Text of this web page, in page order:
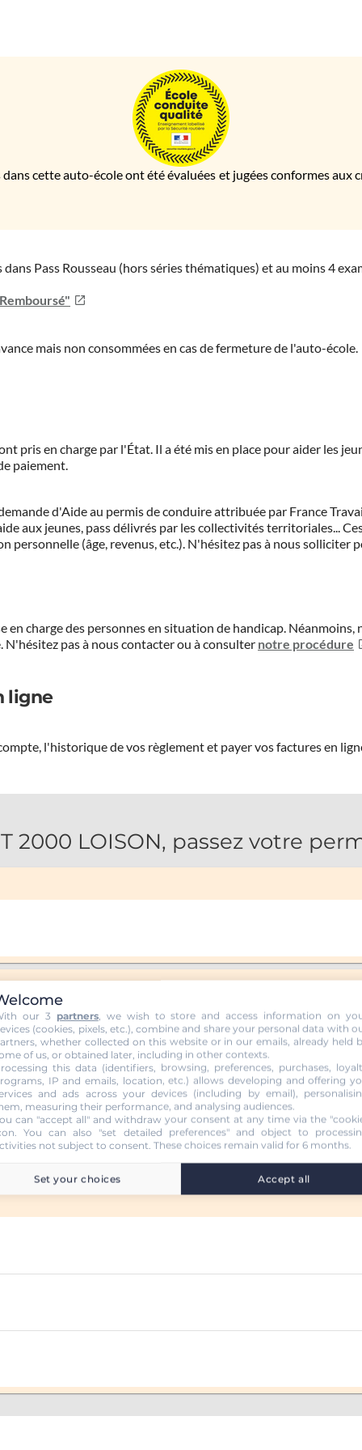
cette auto-école ont été évaluées et jugées conformes
Pass Rousseau (hors séries thématiques) et au moins 4
mais non consommées en cas de fermeture de l'auto-école.
pris en charge par l'État. Il a été mis en place pour aider les
paiement.
d'Aide au permis de conduire attribuée par France
aux jeunes, pass délivrés par les collectivités territoriales...
(âge, revenus, etc.). N'hésitez pas à nous solliciter
en charge des personnes en situation de handicap.
N'hésitez pas à nous contacter ou à consulter notre procédure
ligne
l'historique de vos règlement et payer vos factures en
2000 LOISON, passez votre
our 3 partners, we wish to store and access information on
(cookies, pixels, etc.), combine and share your personal data with
whether collected on this website or in our emails, already held
of us, or obtained later, including in other contexts.
this data (identifiers, browsing, preferences, purchases,
IP and emails, location, etc.) allows developing and offering
and ads across your devices (including by email),
measuring their performance, and analysing audiences.
can "accept all" and withdraw your consent at any time via the
. You can also "set detailed preferences" and object to
not subject to consent. These choices remain valid for 6 months.
Set your choices Accept all